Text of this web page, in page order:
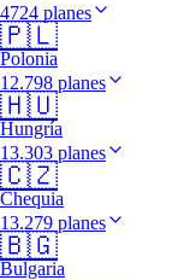
4724 planes
🇵🇱
Polonia
12.798 planes
🇭🇺
Hungría
13.303 planes
🇨🇿
Chequia
13.279 planes
🇧🇬
Bulgaria